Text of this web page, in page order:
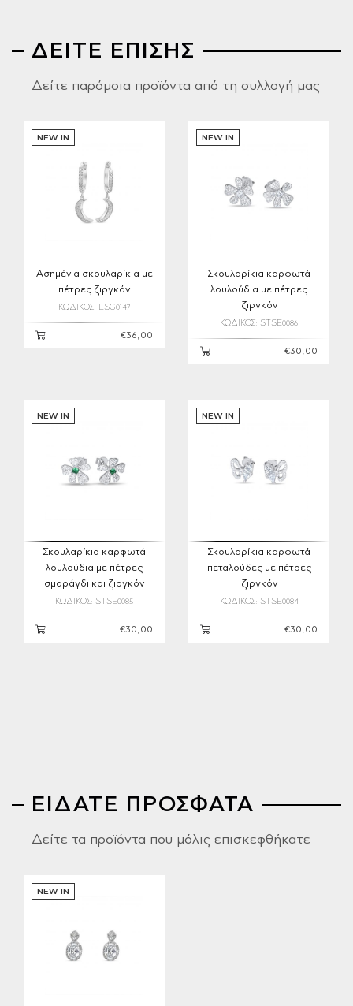
ΔΕΙΤΕ ΕΠΙΣΗΣ
Δείτε παρόμοια προϊόντα από τη συλλογή μας
NEW IN
Ασημένια σκουλαρίκια με
πέτρες ζιργκόν
ΚΩΔΙΚΟΣ: ESG0147
€36,00
NEW IN
Σκουλαρίκια καρφωτά
λουλούδια με πέτρες
ζιργκόν
ΚΩΔΙΚΟΣ: STSE0086
€30,00
NEW IN
Σκουλαρίκια καρφωτά
λουλούδια με πέτρες
σμαράγδι και ζιργκόν
ΚΩΔΙΚΟΣ: STSE0085
€30,00
NEW IN
Σκουλαρίκια καρφωτά
πεταλούδες με πέτρες
ζιργκόν
ΚΩΔΙΚΟΣ: STSE0084
€30,00
ΕΙΔΑΤΕ ΠΡΟΣΦΑΤΑ
Δείτε τα προϊόντα που μόλις επισκεφθήκατε
NEW IN